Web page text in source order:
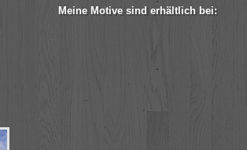
Meine Motive sind erhältlich bei: